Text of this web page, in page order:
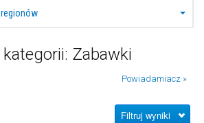
regionów
kategorii: Zabawki
Powiadamiacz »
Filtruj wyniki